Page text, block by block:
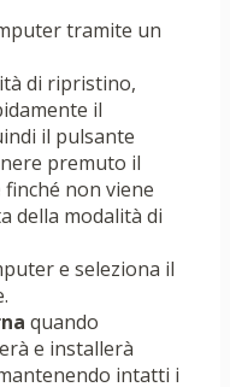
tramite un
di ripristino,
il
il pulsante
premuto il
finché non viene
della modalità di
e seleziona il
quando
e installerà
intatti i